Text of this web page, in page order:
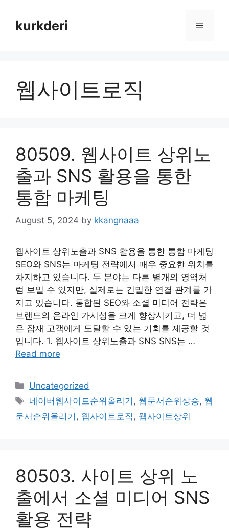
contentkurkderi Menu
웹사이트로직
80509. 웹사이트 상위노
출과 SNS 활용을 통한
통합 마케팅
August 5, 2024 by kkangnaaa
웹사이트 상위노출과 SNS 활용을 통한 통합 마케팅
SEO와 SNS는 마케팅 전략에서 매우 중요한 위치를
차지하고 있습니다. 두 분야는 다른 별개의 영역처
럼 보일 수 있지만, 실제로는 긴밀한 연결 관계를 가
지고 있습니다. 통합된 SEO와 소셜 미디어 전략은
브랜드의 온라인 가시성을 크게 향상시키고, 더 넓
은 잠재 고객에게 도달할 수 있는 기회를 제공할 것
입니다. 1. 웹사이트 상위노출과 SNS SNS는 …
Read more
Categories
Uncategorized
Tags
네이버웹사이트순위올리기 , 웹문서순위상승, 웹
문서순위올리기 , 웹사이트로직 , 웹사이트상위
80503. 사이트 상위 노
출에서 소셜 미디어 SNS
활용 전략